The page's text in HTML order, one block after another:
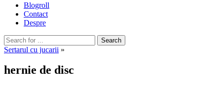
Blogroll
Contact
Despre
Sertarul cu jucarii »
hernie de disc